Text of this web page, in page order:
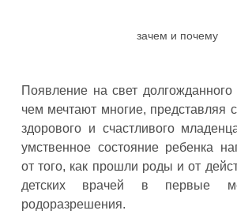
зачем и почему
Появление на свет
чем мечтают многие, представляя
здорового и счастливого
умственное состояние ребенка
от того, как прошли роды и от
детских врачей в первые
родоразрешения.